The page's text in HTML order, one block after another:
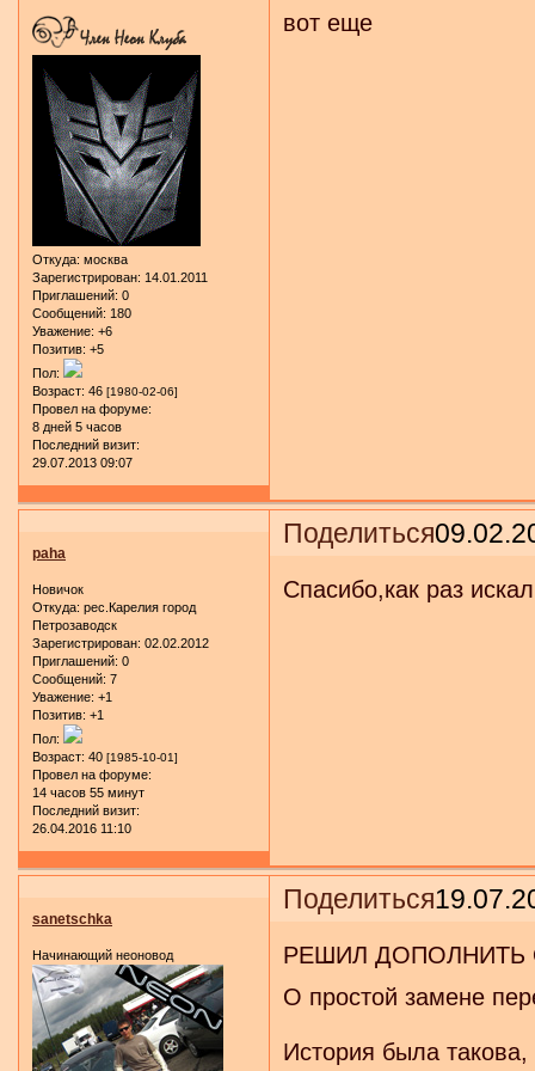
Откуда: москва
Зарегистрирован: 14.01.2011
Приглашений: 0
Сообщений: 180
Уважение: +6
Позитив: +5
Пол:
Возраст: 46 [1980-02-06]
Провел на форуме:
8 дней 5 часов
Последний визит:
29.07.2013 09:07
вот еще
Поделиться
paha
Новичок
Откуда: рес.Карелия город
Петрозаводск
Зарегистрирован: 02.02.2012
Приглашений: 0
Сообщений: 7
Уважение: +1
Позитив: +1
Пол:
Возраст: 40 [1985-10-01]
Провел на форуме:
14 часов 55 минут
Последний визит:
26.04.2016 11:10
Спасибо,как раз
Поделиться
sanetschka
Начинающий неоновод
РЕШИЛ ДОПОЛНИТЬ
О простой замене
История была